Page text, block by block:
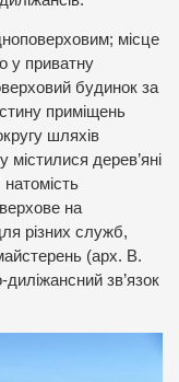
місце
у приватну
будинок за
приміщень
шляхів
дерев’яні
на
різних служб,
(арх. В.
зв’язок